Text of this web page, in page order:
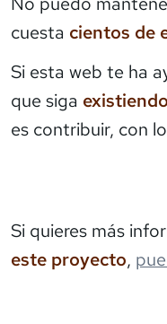
cuesta cientos de
Si esta web te ha
que siga existiendo
es contribuir, con
Si quieres más
este proyecto,